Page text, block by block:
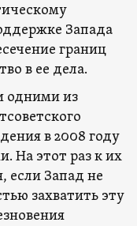
Запада
границ
в ее дела.
одними из
в 2008 году
На этот раз к их
если Запад не
захватить эту